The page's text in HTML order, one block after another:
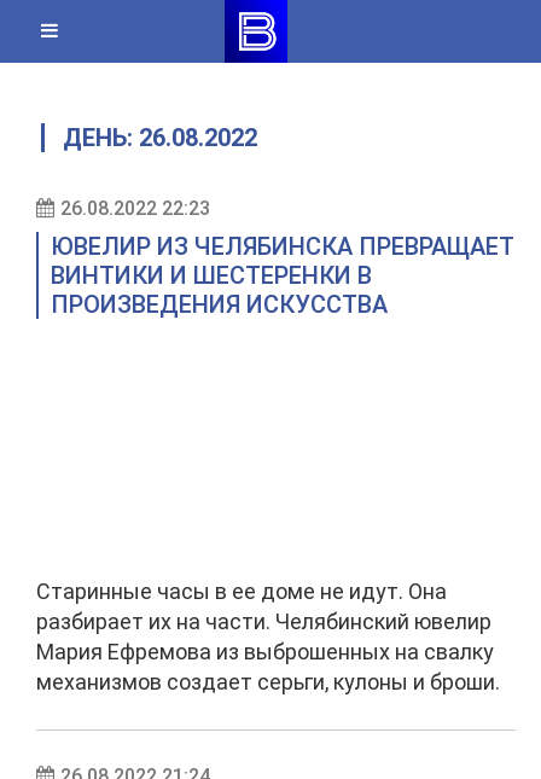
content
ДЕНЬ: 26.08.2022
26.08.2022 22:23
ЮВЕЛИР ИЗ ЧЕЛЯБИНСКА ПРЕВРАЩАЕТ
ВИНТИКИ И ШЕСТЕРЕНКИ В
ПРОИЗВЕДЕНИЯ ИСКУССТВА
Старинные часы в ее доме не идут. Она
разбирает их на части. Челябинский ювелир
Мария Ефремова из выброшенных на свалку
механизмов создает серьги, кулоны и броши.